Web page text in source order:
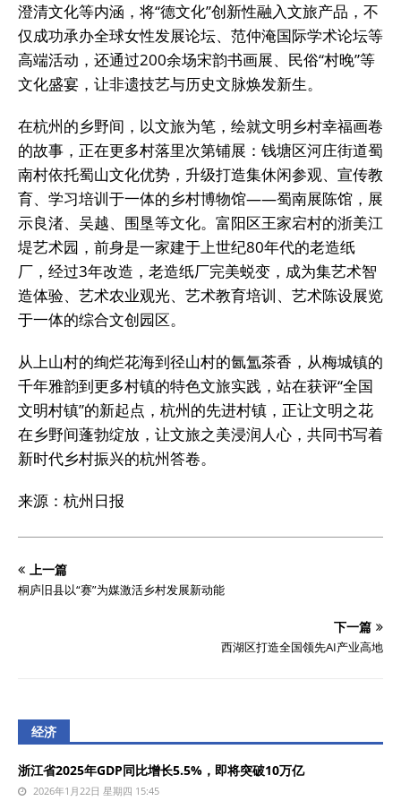
澄清文化等内涵，将“德文化”创新性融入文旅产品，不
仅成功承办全球女性发展论坛、范仲淹国际学术论坛等
高端活动，还通过200余场宋韵书画展、民俗“村晚”等
文化盛宴，让非遗技艺与历史文脉焕发新生。
在杭州的乡野间，以文旅为笔，绘就文明乡村幸福画卷
的故事，正在更多村落里次第铺展：钱塘区河庄街道蜀
南村依托蜀山文化优势，升级打造集休闲参观、宣传教
育、学习培训于一体的乡村博物馆——蜀南展陈馆，展
示良渚、吴越、围垦等文化。富阳区王家宕村的浙美江
堤艺术园，前身是一家建于上世纪80年代的老造纸
厂，经过3年改造，老造纸厂完美蜕变，成为集艺术智
造体验、艺术农业观光、艺术教育培训、艺术陈设展览
于一体的综合文创园区。
从上山村的绚烂花海到径山村的氤氲茶香，从梅城镇的
千年雅韵到更多村镇的特色文旅实践，站在获评“全国
文明村镇”的新起点，杭州的先进村镇，正让文明之花
在乡野间蓬勃绽放，让文旅之美浸润人心，共同书写着
新时代乡村振兴的杭州答卷。
来源：杭州日报
上一篇
桐庐旧县以“赛”为媒激活乡村发展新动能
下一篇
西湖区打造全国领先AI产业高地
经济
浙江省2025年GDP同比增长5.5%，即将突破10万亿
2026年1月22日 星期四 15:45